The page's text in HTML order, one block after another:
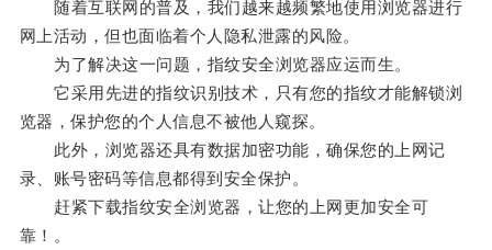
随着互联网的普及，我们越来越频繁地使用浏览器进行
网上活动，但也面临着个人隐私泄露的风险。
为了解决这一问题，指纹安全浏览器应运而生。
它采用先进的指纹识别技术，只有您的指纹才能解锁浏
览器，保护您的个人信息不被他人窥探。
此外，浏览器还具有数据加密功能，确保您的上网记
录、账号密码等信息都得到安全保护。
赶紧下载指纹安全浏览器，让您的上网更加安全可
靠！。